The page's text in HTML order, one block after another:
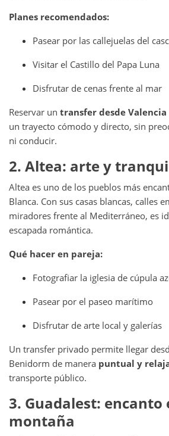
Planes recomendados:
Pasear por las callejuelas del
Visitar el Castillo del Papa Luna
Disfrutar de cenas frente al mar
Reservar un transfer desde Valencia
un trayecto cómodo y directo, sin
ni conducir.
2. Altea: arte y
Altea es uno de los pueblos más
Blanca. Con sus casas blancas, calles
miradores frente al Mediterráneo, es
escapada romántica.
Qué hacer en pareja:
Fotografiar la iglesia de cúpula
Pasear por el paseo marítimo
Disfrutar de arte local y galerías
Un transfer privado permite llegar
Benidorm de manera puntual y
transporte público.
3. Guadalest: encanto
montaña